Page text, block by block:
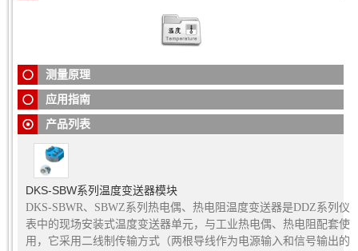
测量原理
一体化温度变送器热电偶或热电阻传感器将被测温度转换成电
应用指南
由温度传感器直接安装在热电偶、热电阻
广泛应用与冶金、石油、化工、电力、轻工、纺织、食品、
国防以及科研等工业部门。
产品列表
DKS-SBW系列温度变送器模块
DKS-SBWR、SBWZ系列热电偶、热电阻温度变送器是DDZ系列仪
表中的现场安装式温度变送器单元，与工业热电偶、热电阻配套使
用，它采用二线制传输方式（两根导线作为电源输入和信号输出的